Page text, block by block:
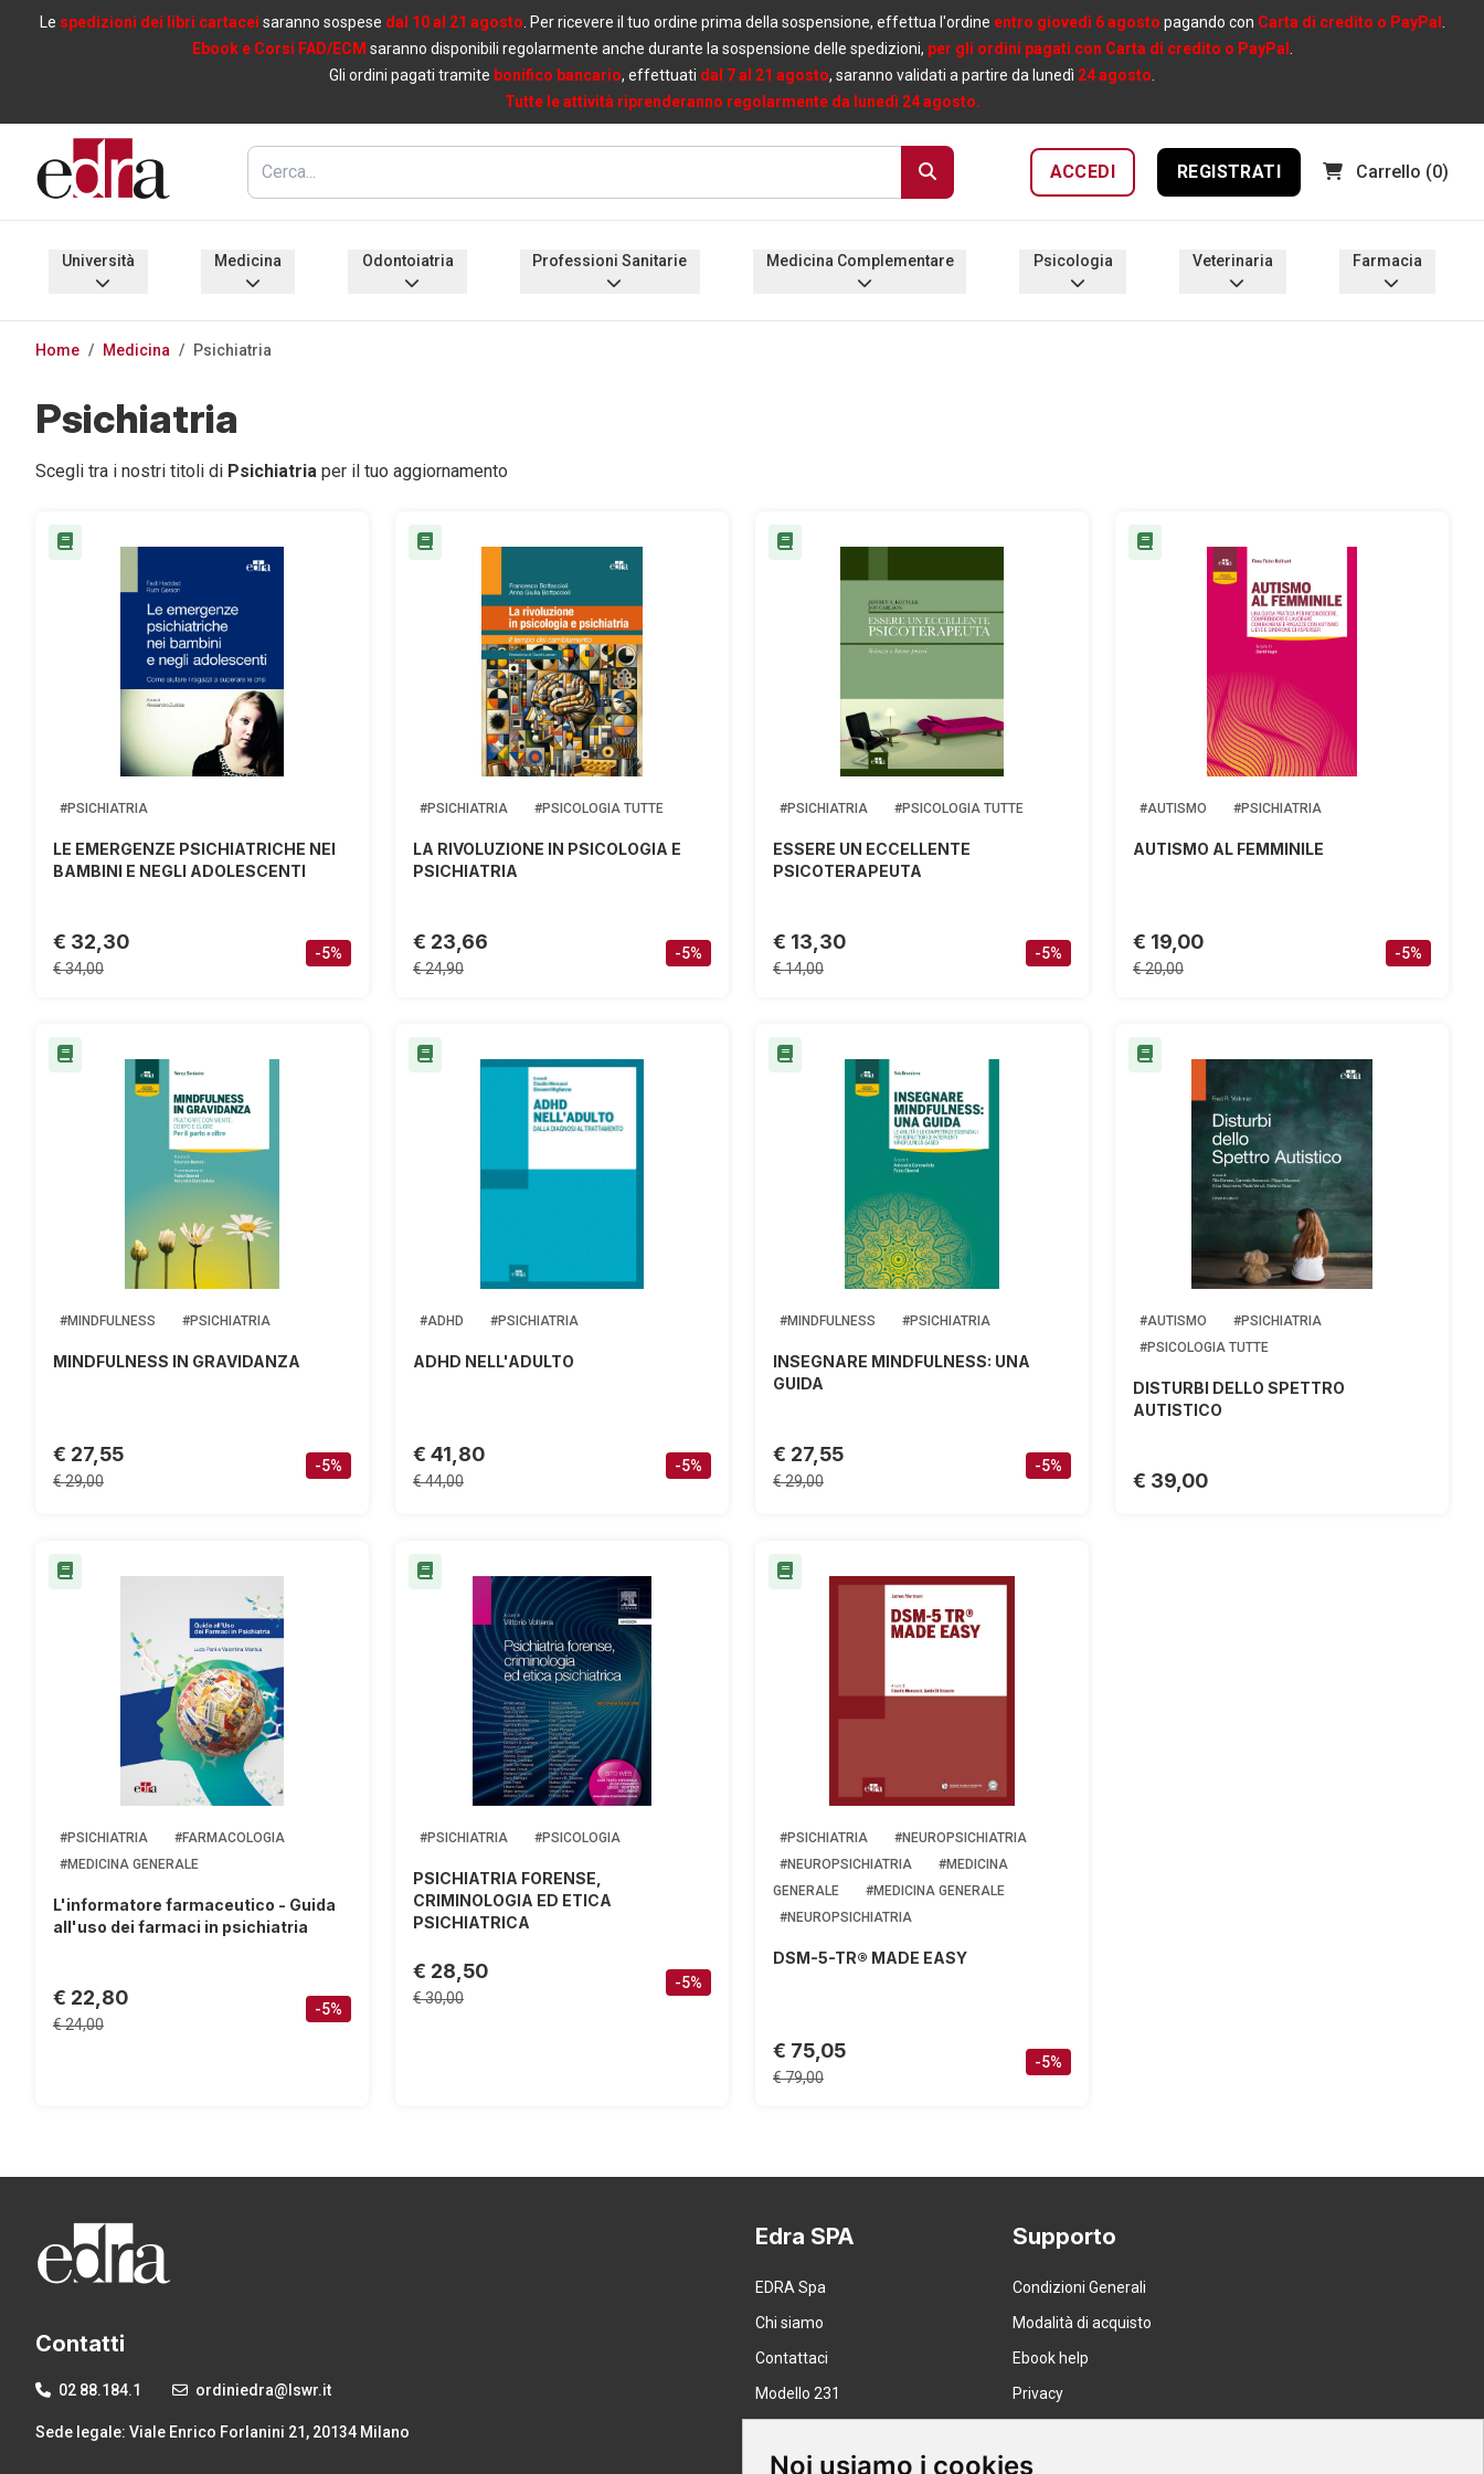
Noi usiamo i cookies
Le spedizioni dei libri cartacei saranno sospese dal 10 al 21 agosto . Per ricevere il tuo ordine prima della sospensione, effettua l'ordine entro giovedì 6 agosto pagando con Carta di credito o PayPal
Ebook e Corsi FAD/ECM saranno disponibili regolarmente anche durante la sospensione delle spedizioni, per gli ordini pagati con Carta di credito o PayPal
Gli ordini pagati tramite bonifico bancario, effettuati dal 7 al 21 agosto, saranno validati a partire da lunedì 24 agosto
Tutte le attività riprenderanno regolarmente da lunedì 24 agosto.
ACCEDI REGISTRATI Carrello (0)
Medicina Complementare
Home / Medicina / Psichiatria
Psichiatria
Scegli tra i nostri titoli di Psichiatria per il tuo aggiornamento
#PSICHIATRIA
LE EMERGENZE PSICHIATRICHE NEI
BAMBINI E NEGLI ADOLESCENTI
€ 32,30
€ 34,00
-5%
#PSICHIATRIA #PSICOLOGIA TUTTE
LA RIVOLUZIONE IN PSICOLOGIA E
PSICHIATRIA
€ 23,66
€ 24,90
-5%
#PSICHIATRIA #PSICOLOGIA TUTTE
ESSERE UN ECCELLENTE
PSICOTERAPEUTA
€ 13,30
€ 14,00
-5%
#AUTISMO #PSICHIATRIA
AUTISMO AL FEMMINILE
€ 19,00
€ 20,00
-5%
#MINDFULNESS #PSICHIATRIA
MINDFULNESS IN GRAVIDANZA
€ 27,55
€ 29,00
-5%
#ADHD #PSICHIATRIA
ADHD NELL'ADULTO
€ 41,80
€ 44,00
-5%
#MINDFULNESS #PSICHIATRIA
INSEGNARE MINDFULNESS: UNA
GUIDA
€ 27,55
€ 29,00
-5%
#AUTISMO
#PSICHIATRIA
#PSICOLOGIA TUTTE
DISTURBI DELLO SPETTRO
AUTISTICO
€ 39,00
#PSICHIATRIA
#FARMACOLOGIA
#MEDICINA GENERALE
L'informatore farmaceutico - Guida
all'uso dei farmaci in psichiatria
€ 22,80
€ 24,00
-5%
#PSICHIATRIA #PSICOLOGIA
PSICHIATRIA FORENSE,
CRIMINOLOGIA ED ETICA
PSICHIATRICA
€ 28,50
€ 30,00
-5%
#PSICHIATRIA
#NEUROPSICHIATRIA
#NEUROPSICHIATRIA
#MEDICINA
GENERALE
#MEDICINA GENERALE
#NEUROPSICHIATRIA
DSM-5-TR® MADE EASY
€ 75,05
€ 79,00
-5%
Contatti
02 88.184.1 ordiniedra@lswr.it
Sede legale: Viale Enrico Forlanini 21, 20134 Milano
Edra SPA
EDRA Spa
Chi siamo
Contattaci
Modello 231
Supporto
Condizioni Generali
Modalità di acquisto
Ebook help
Privacy
Spedizione